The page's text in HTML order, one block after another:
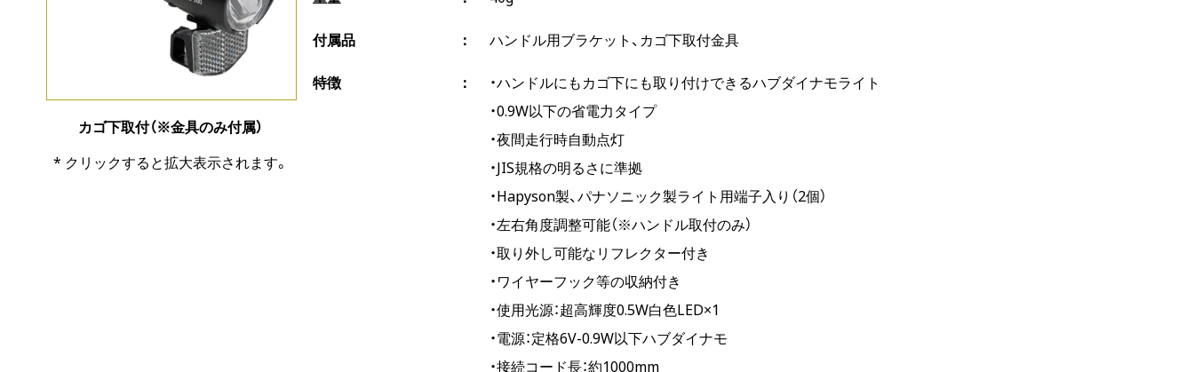
カゴ下取付（※金具のみ付属）
* クリックすると拡大表示されます。
付属品 ハンドル用ブラケット、カゴ下取付金具
特徴
・ハンドルにもカゴ下にも取り付けできるハブダイナモライト
・0.9W以下の省電力タイプ
・夜間走行時自動点灯
・JIS規格の明るさに準拠
・Hapyson製、パナソニック製ライト用端子入り（2個）
・左右角度調整可能（※ハンドル取付のみ）
・取り外し可能なリフレクター付き
・ワイヤーフック等の収納付き
・使用光源：超高輝度0.5W白色LED×1
・電源：定格6V-0.9W以下ハブダイナモ
・接続コード長：約1000mm